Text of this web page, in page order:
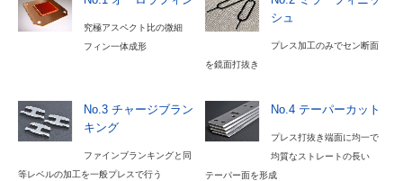
環境への取り組み
会社案内
経営理念・ビジョン
究極アスペクト比の微細
フィン一体成形
シュ
プレス加工のみでセン断面
を鏡面打抜き
No.3 チャージブラン
キング
ファインブランキングと同
等レベルの加工を一般プレスで行う
No.4 テーパーカット
プレス打抜き端面に均一で
均質なストレートの長い
テーパー面を形成